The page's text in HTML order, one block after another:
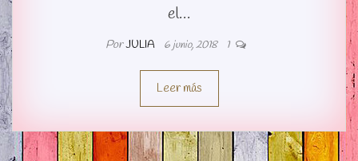
el…
PorJULIA 6 junio, 2018 1
Leer más